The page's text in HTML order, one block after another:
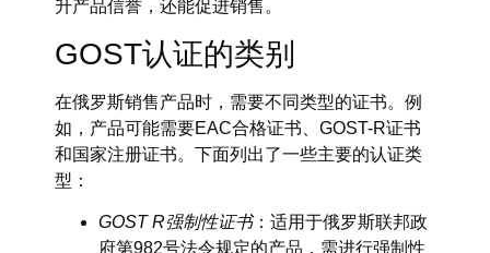
升产品信誉，还能促进销售。
GOST认证的类别
在俄罗斯销售产品时，需要不同类型的证书。例
如，产品可能需要EAC合格证书、GOST-R证书
和国家注册证书。下面列出了一些主要的认证类
型：
GOST R强制性证书：适用于俄罗斯联邦政
府第982号法令规定的产品，需进行强制性